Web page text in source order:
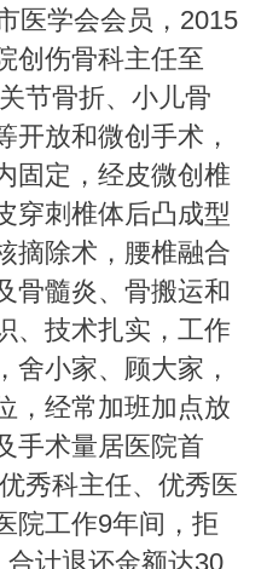
医学会会员，2015
创伤骨科主任至
节骨折、小儿骨
开放和微创手术，
固定，经皮微创椎
穿刺椎体后凸成型
摘除术，腰椎融合
骨髓炎、骨搬运和
、技术扎实，工作
舍小家、顾大家，
，经常加班加点放
手术量居医院首
秀科主任、优秀医
院工作9年间，拒
计退还金额达30